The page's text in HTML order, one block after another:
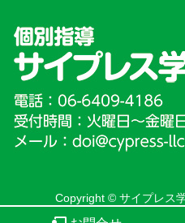
Copyright © サイプレス